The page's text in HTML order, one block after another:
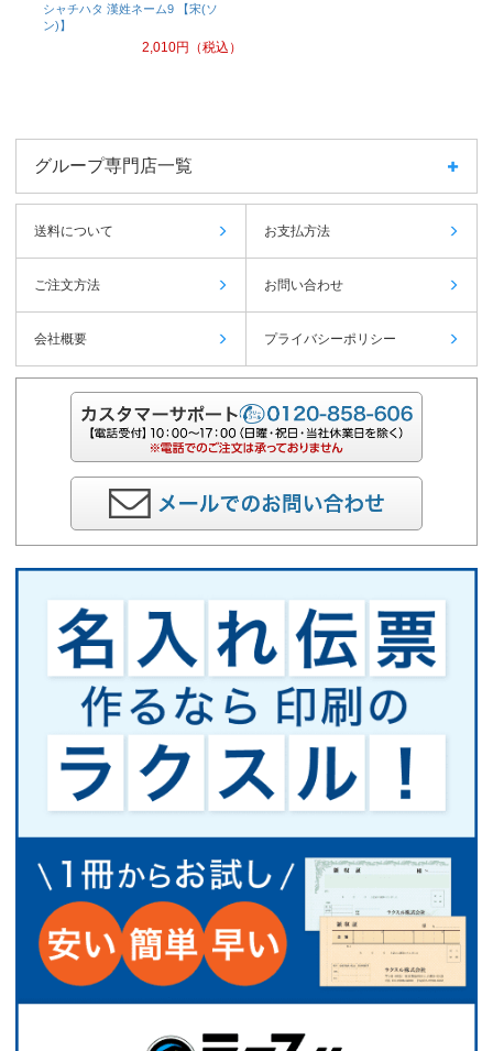
シャチハタ 漢姓ネーム9 【宋(ソ
ン)】
2,010円（税込）
グループ専門店一覧
送料について お支払方法
ご注文方法 お問い合わせ
会社概要 プライバシーポリシー